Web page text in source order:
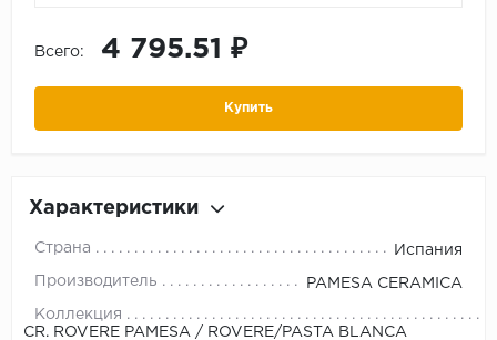
Всего: 4 795.51 ₽
Купить
Характеристики
Страна Испания
Производитель PAMESA CERAMICA
Коллекция
CR. ROVERE PAMESA / ROVERE/PASTA BLANCA